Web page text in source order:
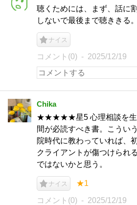
聴くためには、まず、話に
しないで最後まで聴ききる
ナイス
コメント(0) 2025/12/19
Chika
★★★★★星5 心理相談を生
間が必読すべき書。こうい
院時代に教わっていれば、
クライアントが傷つけられ
ではないかと思う。
ナイス ★1
コメント(0) 2025/12/19